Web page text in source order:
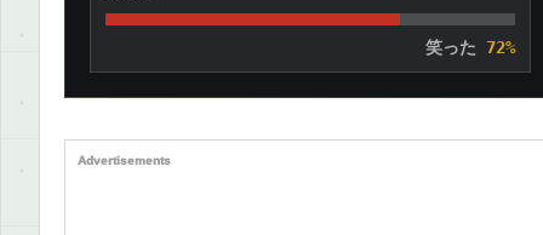
笑った 72%
Advertisements